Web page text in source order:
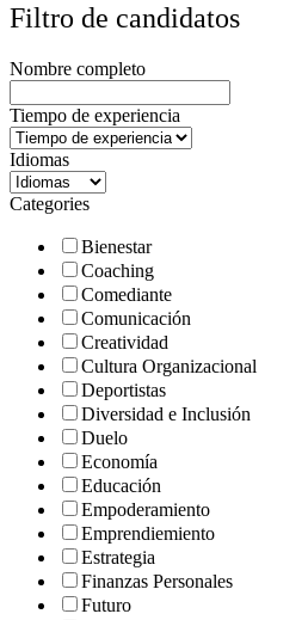
Filtro de candidatos
Nombre completo
Tiempo de experiencia
Idiomas
Categories
Bienestar
Coaching
Comediante
Comunicación
Creatividad
Cultura Organizacional
Deportistas
Diversidad e Inclusión
Duelo
Economía
Educación
Empoderamiento
Emprendiemiento
Estrategia
Finanzas Personales
Futuro